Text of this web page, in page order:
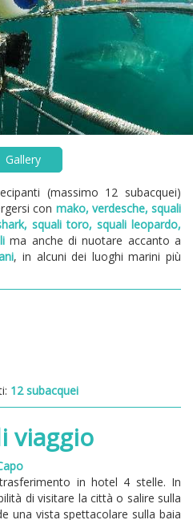
Gallery
(massimo 12 subacquei)
con mako, verdesche, squali
squali toro, squali leopardo,
ma anche di nuotare accanto a
, in alcuni dei luoghi marini più
12 subacquei
viaggio
in hotel 4 stelle. In
di visitare la città o salire sulla
una vista spettacolare sulla baia